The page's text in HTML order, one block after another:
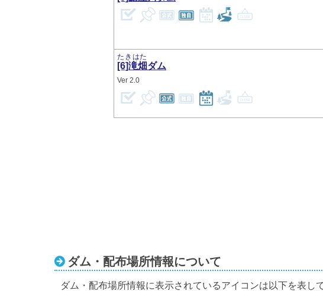
[6]滝畑
たきはた
ダム
2.0
ダム・配布場所情報について
ダム・配布場所情報に表示されているアイコンは以下を表し